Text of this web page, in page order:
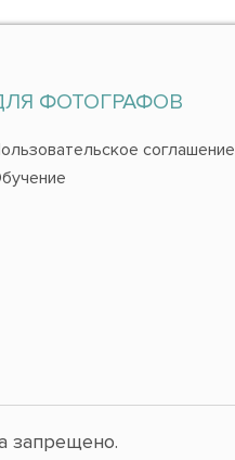
ФОТОГРАФОВ
соглашение
запрещено.